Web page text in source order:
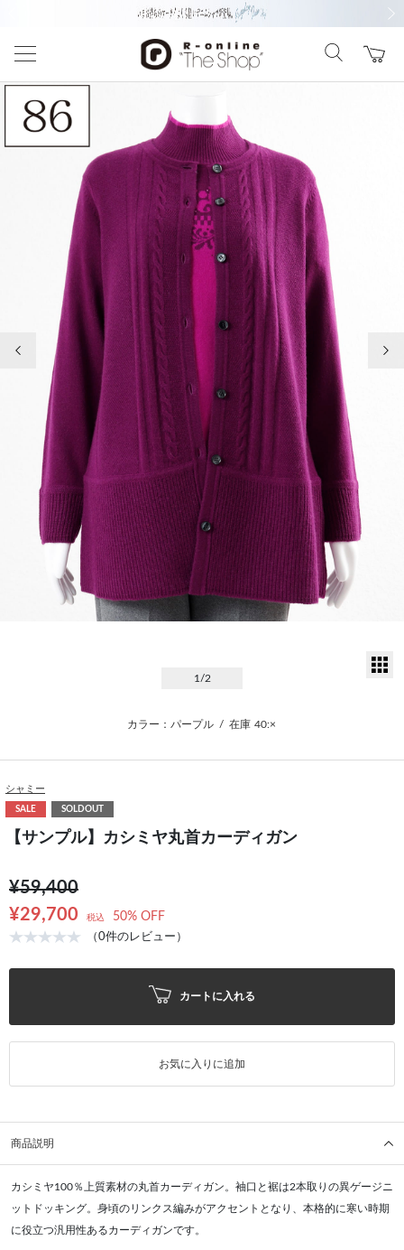
前の画像
1 /2
カラー：パープル / 在庫 40:×
シャミー
SALE SOLDOUT
【サンプル】カシミヤ丸首カーディガン
¥59,400
¥29,700
税込 50% OFF
（0件のレビュー）
カートに入れる
お気に入りに追加
商品説明
カシミヤ100％上質素材の丸首カーディガン。袖口と裾は2本取りの異ゲージニ
ットドッキング。身頃のリンクス編みがアクセントとなり、本格的に寒い時期
に役立つ汎用性あるカーディガンです。